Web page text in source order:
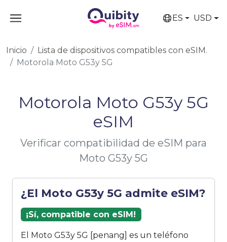
ES USD
Inicio
Lista de dispositivos compatibles con eSIM.
Motorola Moto G53y 5G
Motorola Moto G53y 5G
eSIM
Verificar compatibilidad de eSIM para
Moto G53y 5G
¿El Moto G53y 5G admite eSIM?
¡Sí, compatible con eSIM!
El Moto G53y 5G [penang] es un teléfono